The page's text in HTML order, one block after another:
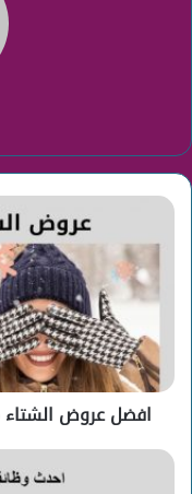
افضل
الشتاء
من
سوق
خصم
يصل
الى
افضل عروض الشتاء
احدث